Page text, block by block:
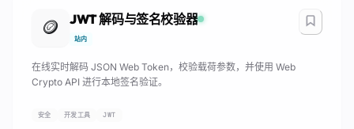
🪙 JWT 解码与签名校验器
站内
在线实时解码 JSON Web Token，校验载荷参数，并使用 Web
Crypto API 进行本地签名验证。
安全 开发工具 JWT